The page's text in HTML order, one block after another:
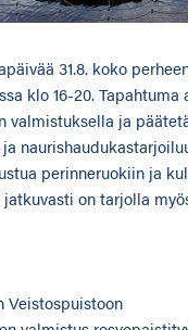
31.8. koko
klo 16-20. Tapahtuma
valmistuksella ja
perinneruokiin ja
on tarjolla
Veistospuistoon